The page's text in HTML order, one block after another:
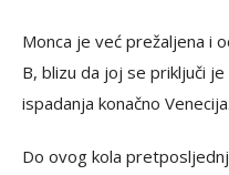
Monca je već prežaljena i
B, blizu da joj se priključi
ispadanja konačno Venecija.
Do ovog kola